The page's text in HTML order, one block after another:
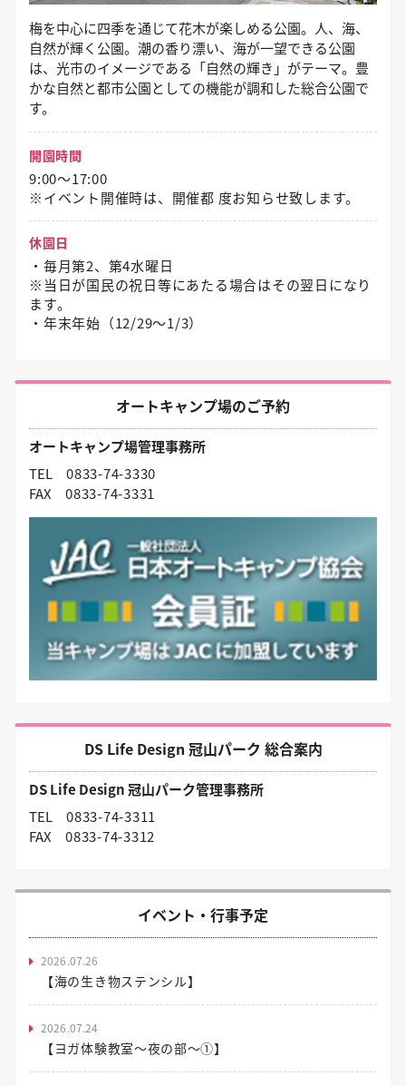
梅を中心に四季を通じて花木が楽しめる公園。人、海、
自然が輝く公園。潮の香り漂い、海が一望できる公園
は、光市のイメージである「自然の輝き」がテーマ。豊
かな自然と都市公園としての機能が調和した総合公園で
す。
開園時間
9:00～17:00
※イベント開催時は、開催都 度お知らせ致します。
休園日
・毎月第2、第4水曜日
※当日が国民の祝日等にあたる場合はその翌日になり
ます。
・年末年始（12/29〜1/3）
オートキャンプ場のご予約
オートキャンプ場管理事務所
TEL 0833-74-3330
FAX 0833-74-3331
DS Life Design 冠山パーク 総合案内
DS Life Design 冠山パーク管理事務所
TEL 0833-74-3311
FAX 0833-74-3312
イベント・行事予定
2026.07.26
【海の生き物ステンシル】
2026.07.24
【ヨガ体験教室～夜の部～①】